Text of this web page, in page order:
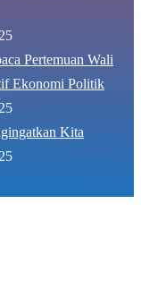
Pertemuan Wali
Ekonomi Politik
Kita